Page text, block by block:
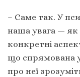
– Саме так. У
наша увага —
конкретні
що спрямована
про неї